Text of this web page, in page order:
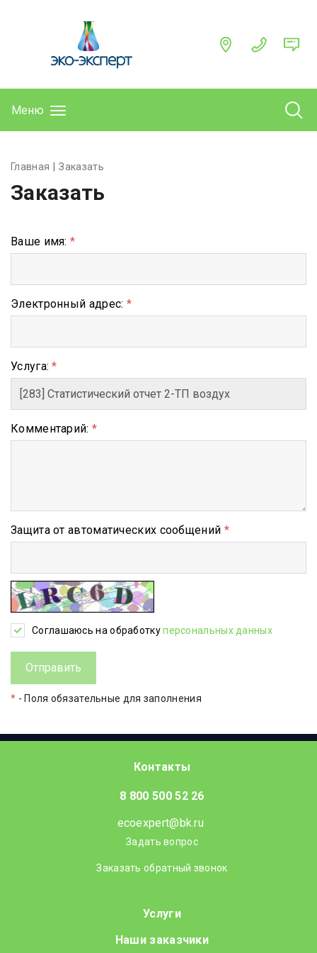
Меню
Главная Заказать
Заказать
Ваше имя: *
Электронный адрес: *
Услуга:*
Комментарий: *
Защита от автоматических сообщений *
Соглашаюсь на обработкуперсональных данных
* - Поля обязательные для заполнения
Контакты
8 800 500 52 26
ecoexpert@bk.ru
Задать вопрос
Заказать обратный звонок
Услуги
Наши заказчики